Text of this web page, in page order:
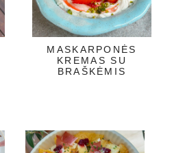
MASKARPONĖS
KREMAS SU
BRAŠKĖMIS